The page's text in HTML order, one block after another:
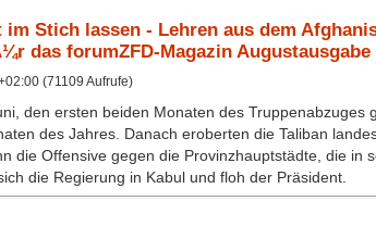
Stich lassen - Lehren aus dem
das forumZFD-Magazin Augustausgabe
(71109 Aufrufe)
den ersten beiden Monaten des Truppenabzuges
des Jahres. Danach eroberten die Taliban
die Offensive gegen die Provinzhauptstädte, die in
die Regierung in Kabul und floh der Präsident.